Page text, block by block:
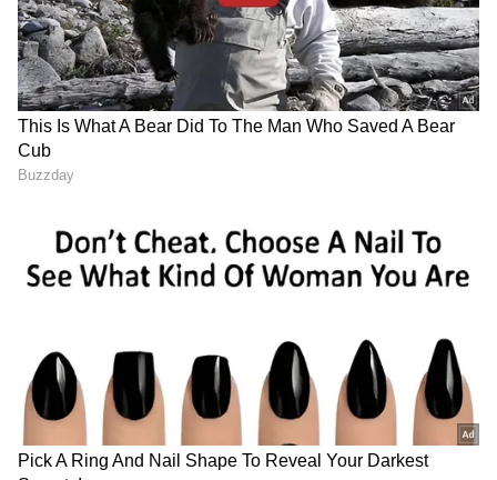
ಇದನ್ನೂ ಓದಿ:ಮಗ ದೂರ ಹೋದದ್ದಕ್ಕೆ ಮೆದುಳೇ ಕೆಲಸ
ಮಾಡ್ತಿಲ್ಲ ಅಂದ್ರು ಈ ತಾಯಿ! ಫ್ರಿಡ್ಜ್‌ನಲ್ಲಿ ಏನಿಟ್ಟಿದ್ದಾರೆ
ನೋಡಿ